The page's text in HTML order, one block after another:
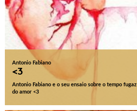
Antonio Fabiano
<3
Antonio Fabiano e o seu ensaio sobre o tempo fugaz
do amor <3